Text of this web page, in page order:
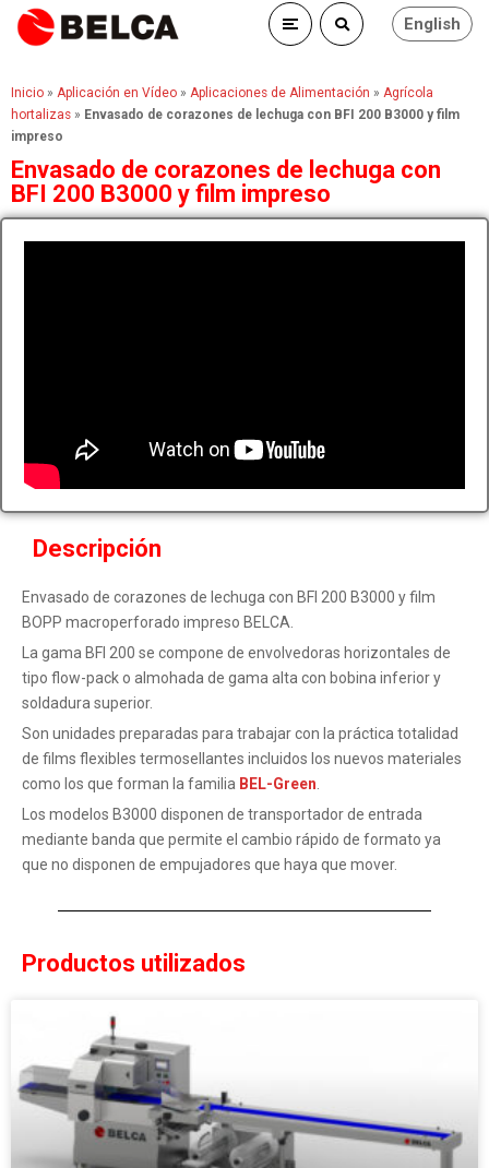
English
Inicio » Aplicación en Vídeo » Aplicaciones de Alimentación » Agrícola
hortalizas » Envasado de corazones de lechuga con BFI 200 B3000 y film
impreso
Envasado de corazones de lechuga con
BFI 200 B3000 y film impreso
Descripción
Envasado de corazones de lechuga con BFI 200 B3000 y film
BOPP macroperforado impreso BELCA.
La gama BFI 200 se compone de envolvedoras horizontales de
tipo flow-pack o almohada de gama alta con bobina inferior y
soldadura superior.
Son unidades preparadas para trabajar con la práctica totalidad
de films flexibles termosellantes incluidos los nuevos materiales
como los que forman la familia BEL-Green.
Los modelos B3000 disponen de transportador de entrada
mediante banda que permite el cambio rápido de formato ya
que no disponen de empujadores que haya que mover.
Productos utilizados